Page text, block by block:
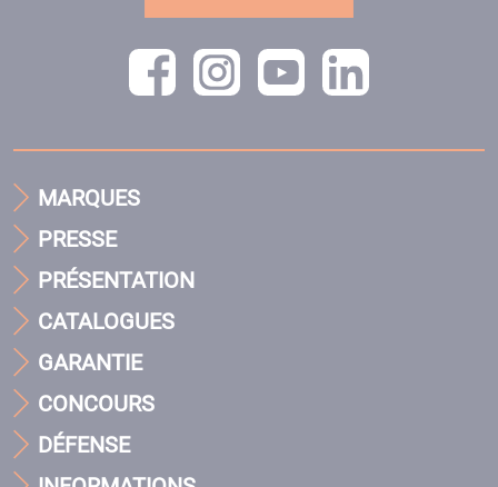
MARQUES
PRESSE
PRÉSENTATION
CATALOGUES
GARANTIE
CONCOURS
DÉFENSE